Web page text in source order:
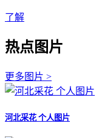
了解
热点图片
更多图片 >
河北采花 个人图片